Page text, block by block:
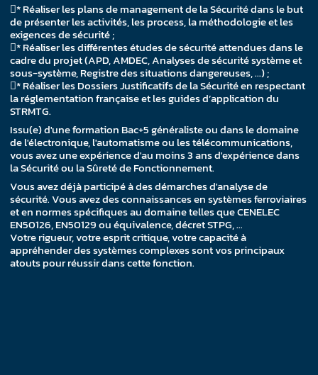
* Réaliser les plans de management de la Sécurité dans le but
de présenter les activités, les process, la méthodologie et les
exigences de sécurité ;
* Réaliser les différentes études de sécurité attendues dans le
cadre du projet (APD, AMDEC, Analyses de sécurité système et
sous-système, Registre des situations dangereuses, …) ;
* Réaliser les Dossiers Justificatifs de la Sécurité en respectant
la réglementation française et les guides d’application du
STRMTG.
Issu(e) d'une formation Bac+5 généraliste ou dans le domaine
de l'électronique, l'automatisme ou les télécommunications,
vous avez une expérience d'au moins 3 ans d'expérience dans
la Sécurité ou la Sûreté de Fonctionnement.
Vous avez déjà participé à des démarches d'analyse de
sécurité. Vous avez des connaissances en systèmes ferroviaires
et en normes spécifiques au domaine telles que CENELEC
EN50126, EN50129 ou équivalence, décret STPG, …
Votre rigueur, votre esprit critique, votre capacité à
appréhender des systèmes complexes sont vos principaux
atouts pour réussir dans cette fonction.